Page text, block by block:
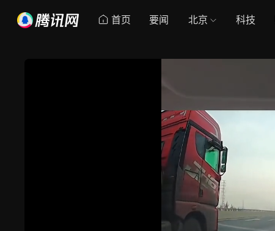
首页 要闻 北京 科技